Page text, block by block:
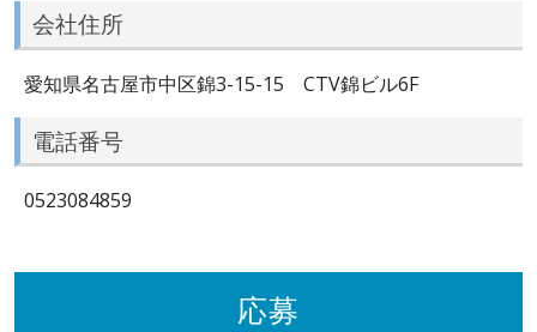
会社住所
愛知県名古屋市中区錦3-15-15 CTV錦ビル6F
電話番号
0523084859
応募